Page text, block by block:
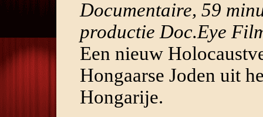
Documentaire, 59
productie Doc.Eye
Een nieuw
Hongaarse Joden uit
Hongarije.